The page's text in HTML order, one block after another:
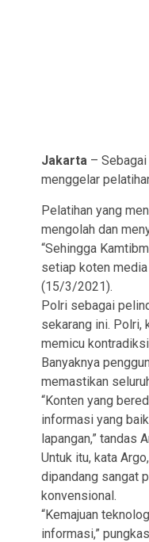
Jakarta –
menggelar
Pelatihan yang
mengolah dan
“Sehingga
setiap koten
(15/3/2021).
Polri sebagai
sekarang ini. Polri,
memicu
Banyaknya
memastikan
“Konten yang
informasi yang
lapangan,” tandas
Untuk itu, kata
dipandang sangat
konvensional.
“Kemajuan
informasi,”